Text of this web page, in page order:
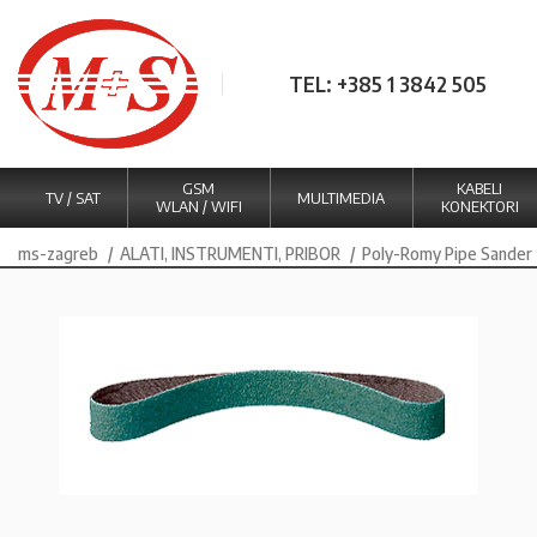
TEL: +385 1 3842 505
TV / SAT
GSM
WLAN / WIFI
MULTIMEDIA
KABELI
KONEKTORI
ms-zagreb ALATI, INSTRUMENTI, PRIBOR Poly-Romy Pipe